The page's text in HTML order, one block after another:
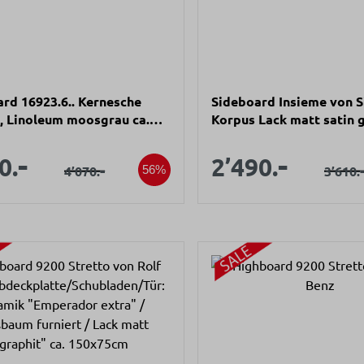
16923.6.. Kernesche
moosgrau ca.
Verkaufspreis:
- Regulärer Preis:
4’070.- 56%
Sideboard Insieme von
Korpus Lack matt satin
Front Linoleum graphit
180x60x43cm
2’490.- 3’610.-